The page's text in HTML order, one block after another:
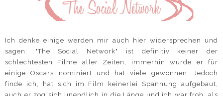
Ich denke einige werden mir auch hier widersprechen und
sagen: "The Social Network" ist definitiv keiner der
schlechtesten Filme aller Zeiten, immerhin wurde er für
einige Oscars nominiert und hat viele gewonnen. Jedoch
finde ich, hat sich im Film keinerlei Spannung aufgebaut,